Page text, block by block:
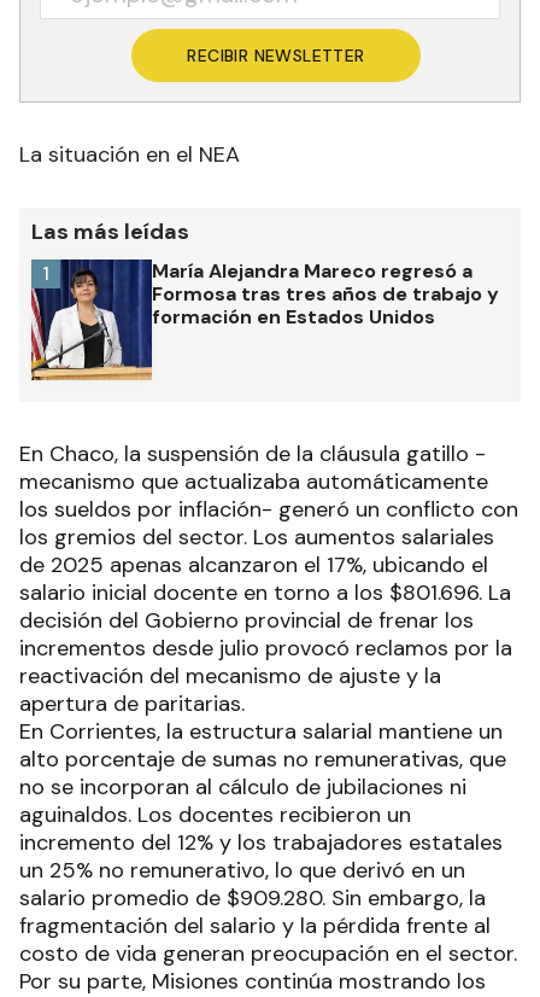
RECIBIR NEWSLETTER
La situación en el NEA
Las más leídas
María Alejandra Mareco regresó a
Formosa tras tres años de trabajo y
formación en Estados Unidos
1
En Chaco, la suspensión de la cláusula gatillo -
mecanismo que actualizaba automáticamente
los sueldos por inflación- generó un conflicto con
los gremios del sector. Los aumentos salariales
de 2025 apenas alcanzaron el 17%, ubicando el
salario inicial docente en torno a los $801.696. La
decisión del Gobierno provincial de frenar los
incrementos desde julio provocó reclamos por la
reactivación del mecanismo de ajuste y la
apertura de paritarias.
En Corrientes, la estructura salarial mantiene un
alto porcentaje de sumas no remunerativas, que
no se incorporan al cálculo de jubilaciones ni
aguinaldos. Los docentes recibieron un
incremento del 12% y los trabajadores estatales
un 25% no remunerativo, lo que derivó en un
salario promedio de $909.280. Sin embargo, la
fragmentación del salario y la pérdida frente al
costo de vida generan preocupación en el sector.
Por su parte, Misiones continúa mostrando los